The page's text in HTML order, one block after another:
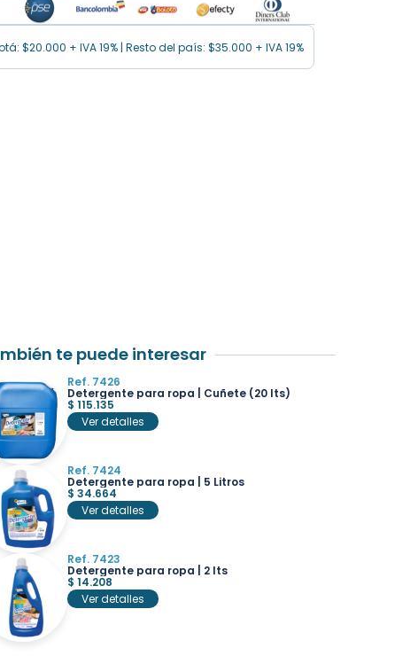
$20.000 + IVA 19% | Resto del país: $35.000 + IVA 19%
te puede interesar
Ref. 7426
Detergente para ropa | Cuñete (20 lts)
$ 115.135
Ver detalles
Ref. 7424
Detergente para ropa | 5 Litros
$ 34.664
Ver detalles
Ref. 7423
Detergente para ropa | 2 lts
$ 14.208
Ver detalles